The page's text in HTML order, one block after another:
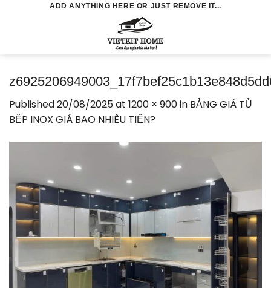
ADD ANYTHING HERE OR JUST REMOVE IT...
Published20/08/2025at 1200 × 900in BẢNG GIÁ TỦ
BẾP INOX GIÁ BAO NHIÊU TIỀN?